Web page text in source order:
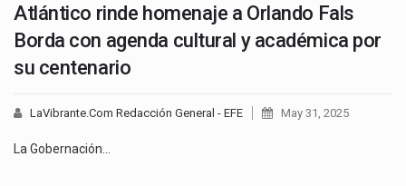
Atlántico rinde homenaje a Orlando Fals
Borda con agenda cultural y académica por
su centenario
LaVibrante.Com Redacción General - EFE May 31, 2025
La Gobernación…